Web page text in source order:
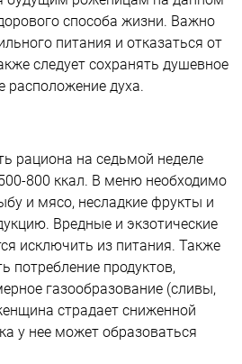
способа жизни. Важно
питания и отказаться от
следует сохранять душевное
расположение духа.
рациона на седьмой неделе
800 ккал. В меню необходимо
и мясо, несладкие фрукты и
Вредные и экзотические
исключить из питания. Также
потребление продуктов,
газообразование (сливы,
страдает сниженной
у нее может образоваться